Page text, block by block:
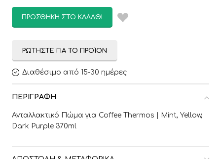
ΠΡΟΣΘΉΚΗ ΣΤΟ ΚΑΛΆΘΙ
ΡΩΤΉΣΤΕ ΓΙΑ ΤΟ ΠΡΟΪΌΝ
Διαθέσιμο από 15-30 ημέρες
ΠΕΡΙΓΡΑΦΉ
Ανταλλακτικό Πώμα για Coffee Thermos | Mint, Yellow,
Dark Purple 370ml